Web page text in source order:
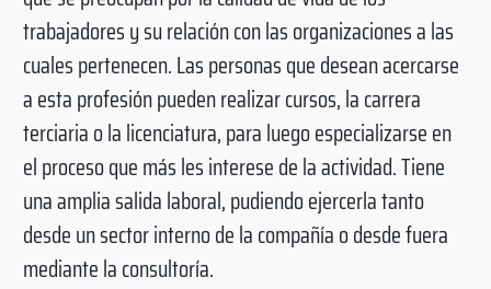
trabajadores y su relación con las organizaciones a las
cuales pertenecen. Las personas que desean acercarse
a esta profesión pueden realizar cursos, la carrera
terciaria o la licenciatura, para luego especializarse en
el proceso que más les interese de la actividad. Tiene
una amplia salida laboral, pudiendo ejercerla tanto
desde un sector interno de la compañía o desde fuera
mediante la consultoría.